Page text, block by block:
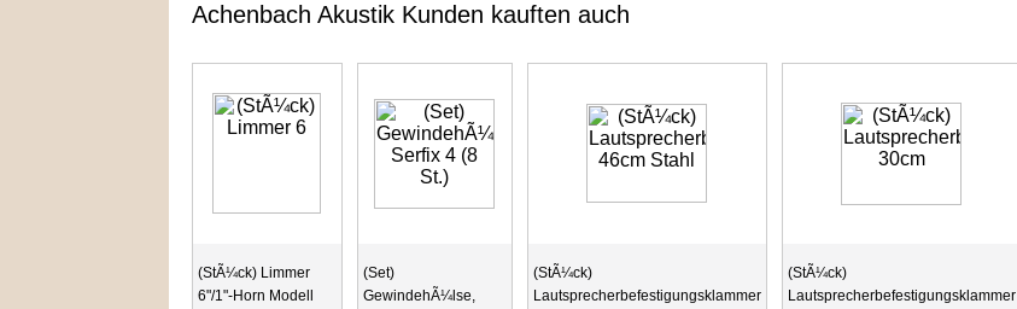
Achenbach Akustik Kunden kauften auch
(StÃ¼ck) Limmer
6"/1"-Horn Modell
(Set)
GewindehÃ¼lse,
(StÃ¼ck)
Lautsprecherbefestigungsklammer
(StÃ¼ck)
Lautsprecherbefestigungsklammer